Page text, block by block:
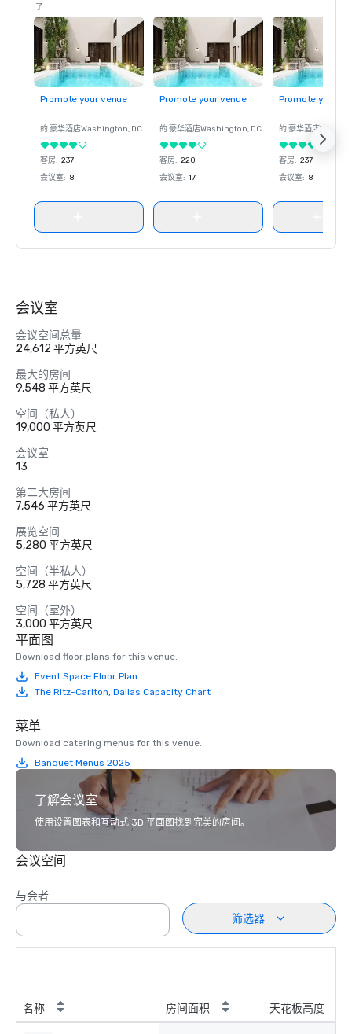
了
Promote your venue
的 豪华酒店Washington, DC
客房: 237
会议室: 8
Promote your venue
的 豪华酒店Washington, DC
客房: 220
会议室: 17
Promote your
的 豪华酒店
客房: 237
会议室: 8
会议室
会议空间总量
24,612 平方英尺
最大的房间
9,548 平方英尺
空间（私人）
19,000 平方英尺
会议室
13
第二大房间
7,546 平方英尺
展览空间
5,280 平方英尺
空间（半私人）
5,728 平方英尺
空间（室外）
3,000 平方英尺
平面图
Download floor plans for this venue.
Event Space Floor Plan
The Ritz-Carlton, Dallas Capacity Chart
菜单
Download catering menus for this venue.
Banquet Menus 2025
了解会议室
使用设置图表和互动式 3D 平面图找到完美的房间。
会议空间
与会者
筛选器
名称 房间面积 天花板高度